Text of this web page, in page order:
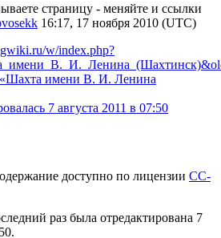
страницу - меняйте и ссылки
16:17, 17 ноября 2010 (UTC)
w/index.php?
«Шахта имени В. И. Ленина
7 августа 2011 в 07:50
доступно по лицензии CC-
раз была отредактирована 7